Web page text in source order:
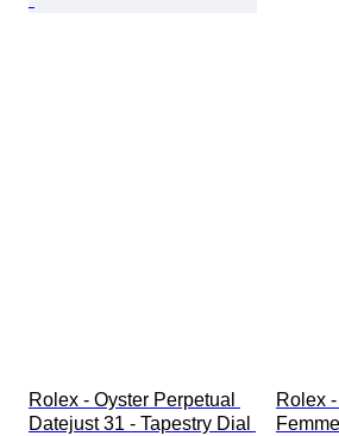
Rolex - Oyster Perpetual
Datejust 31 - Tapestry Dial
Rolex